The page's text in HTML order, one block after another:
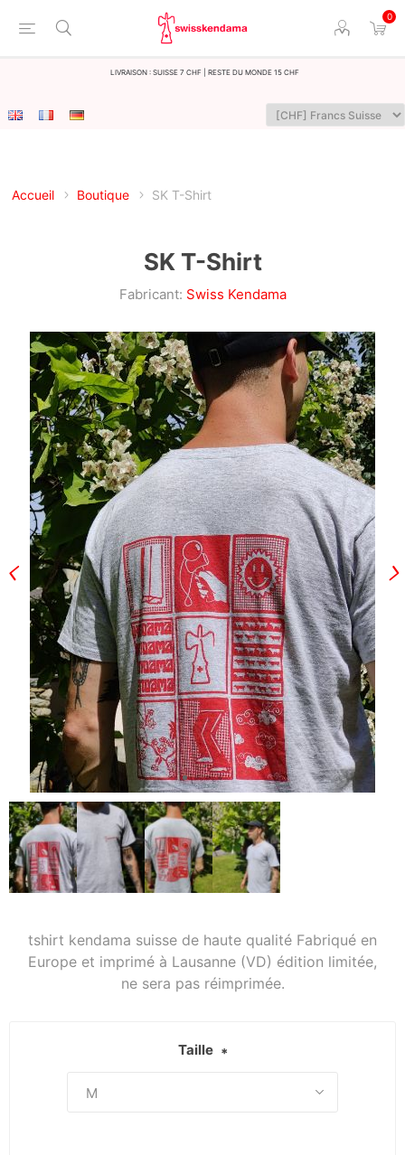
0
LIvraison : Suisse 7 CHF | Reste du monde 15 CHF
Accueil Boutique SK T-Shirt
SK T-Shirt
Fabricant: Swiss Kendama
tshirt kendama suisse de haute qualité Fabriqué en
Europe et imprimé à Lausanne (VD) édition limitée,
ne sera pas réimprimée.
Taille *